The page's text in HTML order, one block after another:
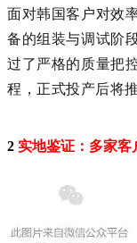
面对韩国客户对效
备的组装与调试阶
过了严格的质量把
程，正式投产后将
2 实地鉴证：多家客